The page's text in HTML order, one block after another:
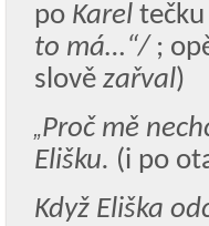
po Karel
to má…“/ ;
slově zařval)
„Proč mě
Elišku. (i po
Když Eliška